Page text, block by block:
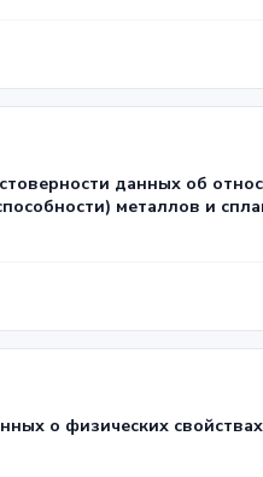
данных об
металлов и
о физических